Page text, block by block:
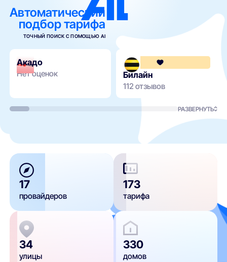
Автоматический
подбор тарифа
ТОЧНЫЙ ПОИСК С ПОМОЩЬЮ AI
Акадо
Нет оценок Билайн
112 отзывов
РАЗВЕРНУТЬ
17
провайдеров
173
тарифа
34
улицы
330
домов